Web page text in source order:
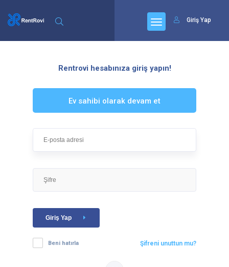
Giriş Yap
Rentrovi hesabınıza giriş yapın!
Ev sahibi olarak devam et
Giriş Yap
Beni hatırla Şifreni unuttun mu?